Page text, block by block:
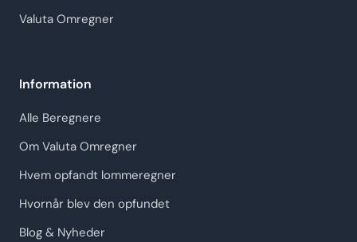
Valuta Omregner
Information
Alle Beregnere
Om Valuta Omregner
Hvem opfandt lommeregner
Hvornår blev den opfundet
Blog & Nyheder